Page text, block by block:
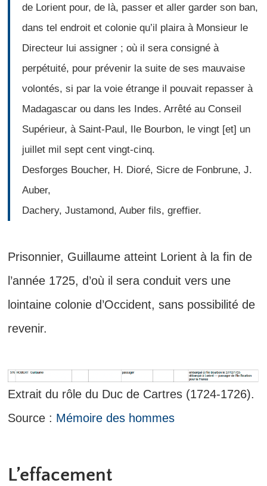
de Lorient pour, de là, passer et aller garder son ban,
dans tel endroit et colonie qu’il plaira à Monsieur le
Directeur lui assigner ; où il sera consigné à
perpétuité, pour prévenir la suite de ses mauvaise
volontés, si par la voie étrange il pouvait repasser à
Madagascar ou dans les Indes. Arrêté au Conseil
Supérieur, à Saint-Paul, Ile Bourbon, le vingt [et] un
juillet mil sept cent vingt-cinq.
Desforges Boucher, H. Dioré, Sicre de Fonbrune, J.
Auber,
Dachery, Justamond, Auber fils, greffier.
Prisonnier, Guillaume atteint Lorient à la fin de
l’année 1725, d’où il sera conduit vers une
lointaine colonie d’Occident, sans possibilité de
revenir.
Extrait du rôle du Duc de Cartres (1724-1726).
Source : Mémoire des hommes
L’effacement